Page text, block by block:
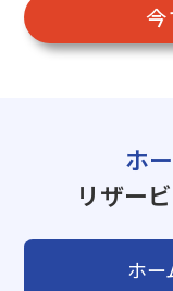
今
ホ
リザー
ホー